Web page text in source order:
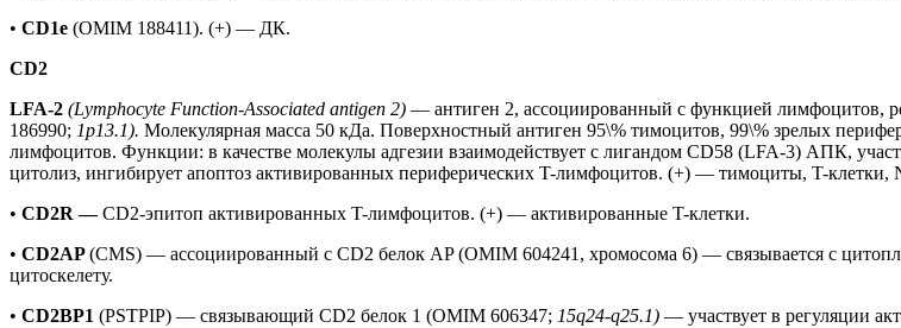
• CD1e (OMIM 188411). (+) — ДК.
CD2
LFA-2 (Lymphocyte Function-Associated antigen 2) — антиген 2, ассоциированный с функцией лимфоцитов,
186990; 1p13.1). Молекулярная масса 50 кДа. Поверхностный антиген 95\% тимоцитов, 99\% зрелых
лимфоцитов. Функции: в качестве молекулы адгезии взаимодействует с лигандом CD58 (LFA-3) АПК,
цитолиз, ингибирует апоптоз активированных периферических T-лимфоцитов. (+) — тимоциты, T-
• CD2R —CD2-эпитоп активированных T-лимфоцитов. (+) — активированные T-клетки.
• CD2AP(CMS) — ассоциированный с CD2 белок AP (OMIM 604241, хромосома 6) — связывается с
цитоскелету.
• CD2BP1 (PSTPIP) — связывающий CD2 белок 1 (OMIM 606347; 15q24-q25.1) — участвует в регуляции